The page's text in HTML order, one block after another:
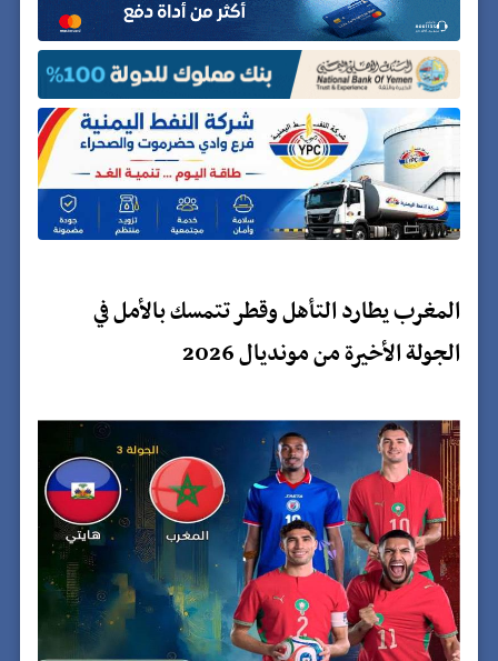
المغرب يطارد التأهل وقطر تتمسك بالأمل في
الجولة الأخيرة من مونديال 2026